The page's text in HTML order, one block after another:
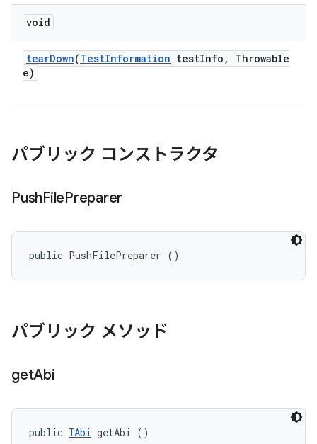
void
tearDown(TestInformation testInfo ,
Throwable
e)
パブリック コンストラクタ
PushFilePreparer
public PushFilePreparer ()
パブリック メソッド
getAbi
public IAbi getAbi ()